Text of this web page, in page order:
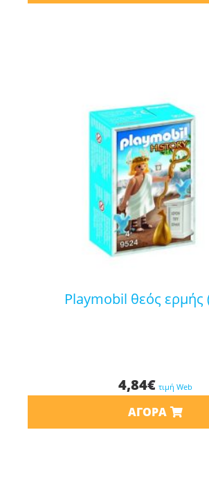
playmobil θεός ερμής
4,84€ τιμή Web
ΑΓΟΡΆ